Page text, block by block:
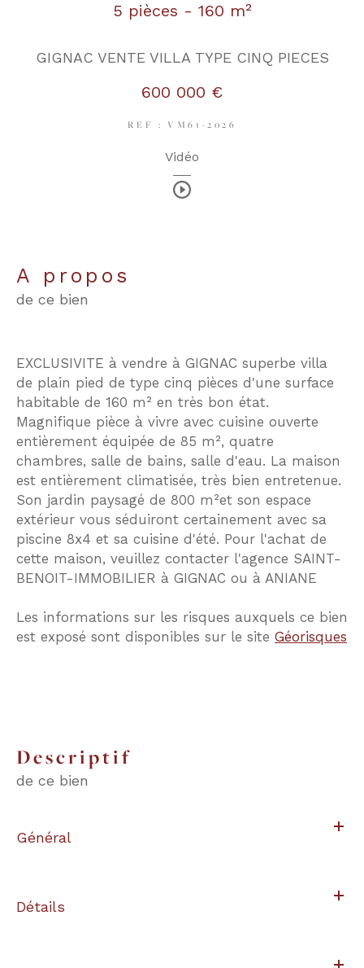
5 pièces - 160 m²
GIGNAC VENTE VILLA TYPE CINQ PIECES
600 000 €
REF : VM61-2026
Vidéo
a propos
de ce bien
EXCLUSIVITE à vendre à GIGNAC superbe villa
de plain pied de type cinq pièces d'une surface
habitable de 160 m² en très bon état.
Magnifique pièce à vivre avec cuisine ouverte
entièrement équipée de 85 m², quatre
chambres, salle de bains, salle d'eau. La maison
est entièrement climatisée, très bien entretenue.
Son jardin paysagé de 800 m²et son espace
extérieur vous séduiront certainement avec sa
piscine 8x4 et sa cuisine d'été. Pour l'achat de
cette maison, veuillez contacter l'agence SAINT-
BENOIT-IMMOBILIER à GIGNAC ou à ANIANE
Les informations sur les risques auxquels ce bien
est exposé sont disponibles sur le site Géorisques
descriptif
de ce bien
Général
Détails